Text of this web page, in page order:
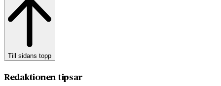
Till sidans topp
Redaktionen tipsar